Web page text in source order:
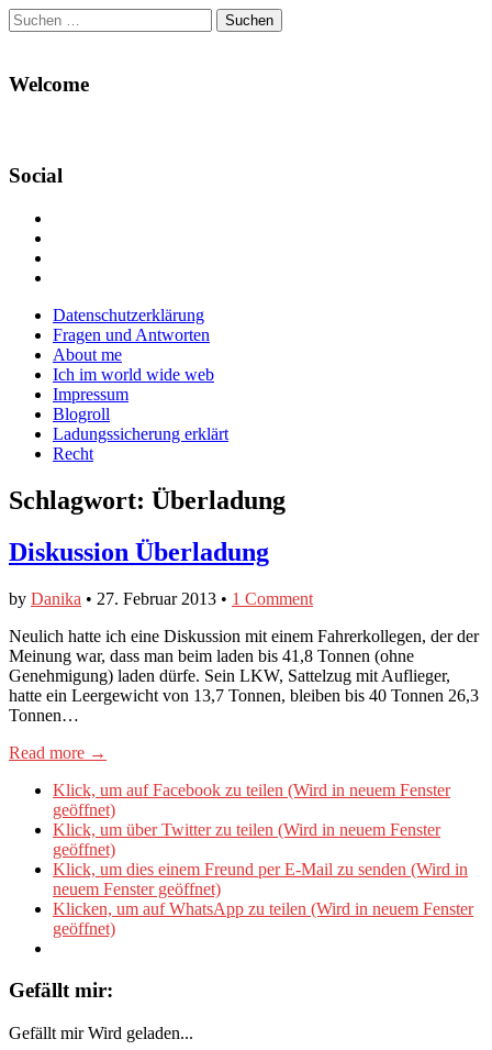
Suchen
nach:
Welcome
Social
Facebook
anzeigen
Twitter
anzeigen
auf
Instagram
anzeigen
Main
menu
Skip
content
Datenschutzerklärung
Fragen und Antworten
About me
Ich im world wide web
Impressum
Blogroll
Ladungssicherung erklärt
Recht
Schlagwort: Überladung
Diskussion Überladung
by Danika • 27. Februar 2013 • 1 Comment
Neulich hatte ich eine Diskussion mit einem Fahrerkollegen, der der
Meinung war, dass man beim laden bis 41,8 Tonnen (ohne
Genehmigung) laden dürfe. Sein LKW, Sattelzug mit Auflieger,
hatte ein Leergewicht von 13,7 Tonnen, bleiben bis 40 Tonnen 26,3
Tonnen…
Read more →
Klick, um auf Facebook zu teilen (Wird in neuem Fenster
geöffnet)
Klick, um über Twitter zu teilen (Wird in neuem Fenster
geöffnet)
Klick, um dies einem Freund per E-Mail zu senden (Wird in
neuem Fenster geöffnet)
Klicken, um auf WhatsApp zu teilen (Wird in neuem Fenster
geöffnet)
Gefällt mir:
Gefällt mir Wird geladen...